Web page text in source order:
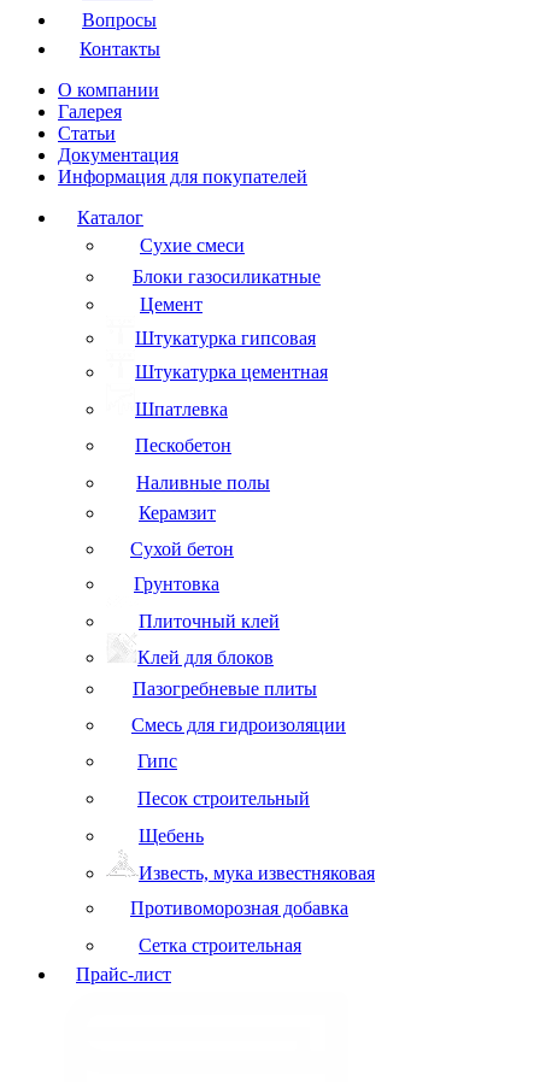
Вопросы
Контакты
О компании
Галерея
Статьи
Документация
Информация для покупателей
Каталог
Сухие смеси
Блоки газосиликатные
Цемент
Штукатурка гипсовая
Штукатурка цементная
Шпатлевка
Пескобетон
Наливные полы
Керамзит
Сухой бетон
Грунтовка
Плиточный клей
Клей для блоков
Пазогребневые плиты
Смесь для гидроизоляции
Гипс
Песок строительный
Щебень
Известь, мука известняковая
Противоморозная добавка
Сетка строительная
Прайс-лист